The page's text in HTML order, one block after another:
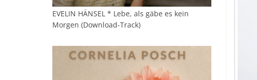
EVELIN HÄNSEL * Lebe, als gäbe es kein
Morgen (Download-Track)